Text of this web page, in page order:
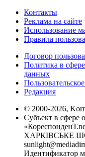
Контакты
Реклама на сайте
Использование
Правила
Договор
Политика в
данных
Редакция
© 2000-2026,
Субъект в сфере
ХАРКІВСЬКЕ
Идентификатор